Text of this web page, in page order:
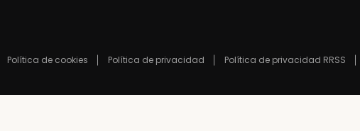
Política de cookies Política de privacidad Política de privacidad RRSS